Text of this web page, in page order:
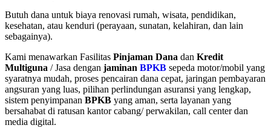
Butuh dana untuk biaya renovasi rumah, wisata, pendidikan,
kesehatan, atau kenduri (perayaan, sunatan, kelahiran, dan lain
sebagainya).
Kami menawarkan Fasilitas Pinjaman Dana dan Kredit
Multiguna / Jasa dengan jaminan BPKB sepeda motor/mobil yang
syaratnya mudah, proses pencairan dana cepat, jaringan pembayaran
angsuran yang luas, pilihan perlindungan asuransi yang lengkap,
sistem penyimpanan BPKB yang aman, serta layanan yang
bersahabat di ratusan kantor cabang/ perwakilan, call center dan
media digital.